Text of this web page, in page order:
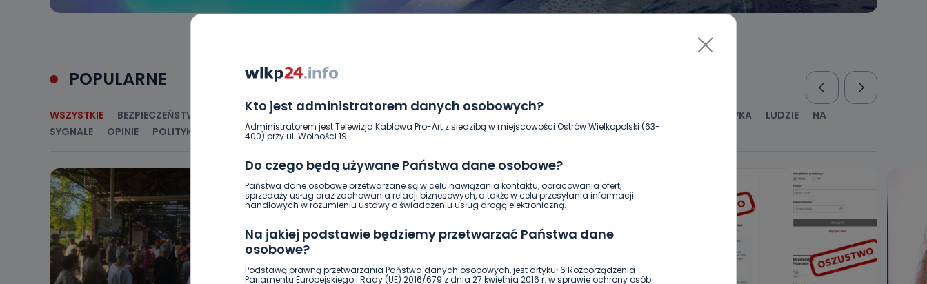
Kto jest administratorem danych osobowych?
Administratorem jest Telewizja Kablowa Pro-Art z siedzibą w miejscowości Ostrów Wielkopolski (63-
400) przy ul. Wolności 19.
Do czego będą używane Państwa dane osobowe?
Państwa dane osobowe przetwarzane są w celu nawiązania kontaktu, opracowania ofert,
sprzedaży usług oraz zachowania relacji biznesowych, a także w celu przesyłania informacji
handlowych w rozumieniu ustawy o świadczeniu usług drogą elektroniczną.
Na jakiej podstawie będziemy przetwarzać Państwa dane
osobowe?
Podstawą prawną przetwarzania Państwa danych osobowych, jest artykuł 6 Rozporządzenia
Parlamentu Europejskiego i Rady (UE) 2016/679 z dnia 27 kwietnia 2016 r. w sprawie ochrony osób
POPULARNE
WSZYSTKIE BEZPIECZEŃSTWO CIEKAWOSTKI GOSPODARKA I FINANSE HISTORIA KULTURA I ROZRYWKA LUDZIE
NA
SYGNALE
OPINIE POLITYKA RELIGIA SAMORZĄD ŚRODOWISKO WASZE INFO WSZYSTKICH ŚWIĘTYCH WYWIADY